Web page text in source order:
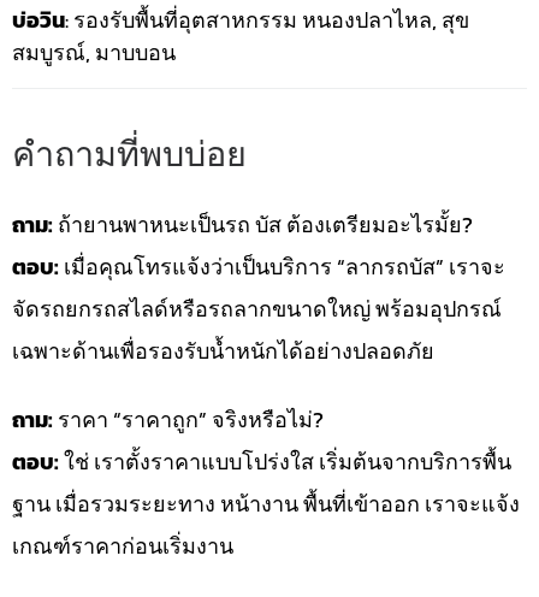
บ่อวิน: รองรับพื้นที่อุตสาหกรรม หนองปลาไหล, สุข
สมบูรณ์, มาบบอน
คำถามที่พบบ่อย
ถาม:ถ้ายานพาหนะเป็นรถ บัส ต้องเตรียมอะไรมั้ย?
ตอบ:เมื่อคุณโทรแจ้งว่าเป็นบริการ “ลากรถบัส” เราจะ
จัดรถยกรถสไลด์หรือรถลากขนาดใหญ่ พร้อมอุปกรณ์
เฉพาะด้านเพื่อรองรับน้ำหนักได้อย่างปลอดภัย
ถาม:ราคา “ราคาถูก” จริงหรือไม่?
ตอบ:ใช่ เราตั้งราคาแบบโปร่งใส เริ่มต้นจากบริการพื้น
ฐาน เมื่อรวมระยะทาง หน้างาน พื้นที่เข้าออก เราจะแจ้ง
เกณฑ์ราคาก่อนเริ่มงาน